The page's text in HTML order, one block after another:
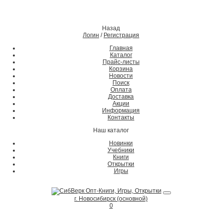
Назад
Логин / Регистрация
Главная
Каталог
Прайс-листы
Корзина
Новости
Поиск
Оплата
Доставка
Акции
Информация
Контакты
Наш каталог
Новинки
Учебники
Книги
Открытки
Игры
г. Новосибирск (основной)
0